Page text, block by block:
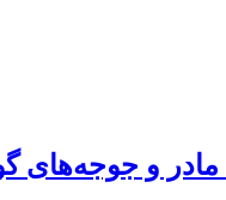
مادر و